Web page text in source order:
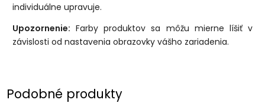
individuálne upravuje.
Upozornenie: Farby produktov sa môžu mierne líšiť v
závislosti od nastavenia obrazovky vášho zariadenia.
Podobné produkty